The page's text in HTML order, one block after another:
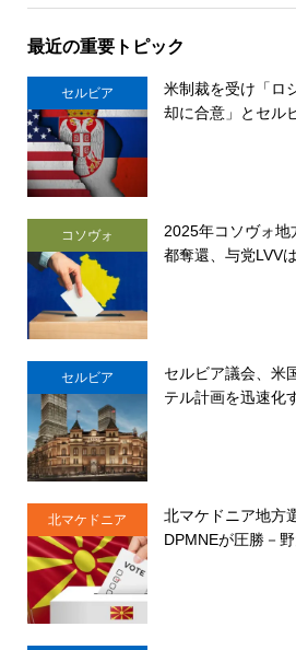
最近の重要トピック
セルビア
米制裁を受け「ロ
却に合意」とセル
コソヴォ
2025年コソヴォ
都奪還、与党LVV
セルビア
セルビア議会、米
テル計画を迅速化
北マケドニア
北マケドニア地方
DPMNEが圧勝－